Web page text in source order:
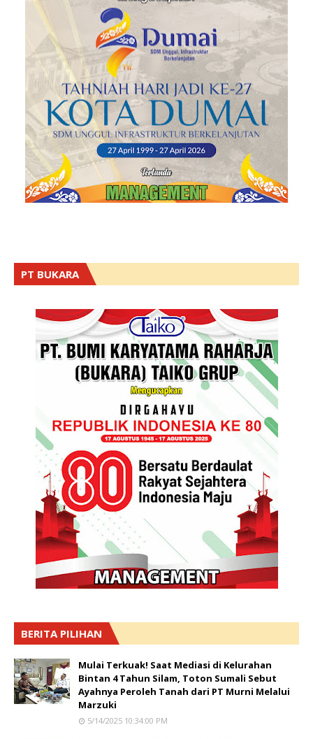
PT BUKARA
BERITA PILIHAN
Mulai Terkuak! Saat Mediasi di Kelurahan
Bintan 4 Tahun Silam, Toton Sumali Sebut
Ayahnya Peroleh Tanah dari PT Murni Melalui
Marzuki
5/14/2025 10:34:00 PM